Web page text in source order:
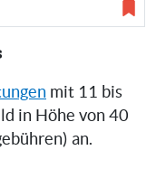
mit 11 bis
in Höhe von 40
an.